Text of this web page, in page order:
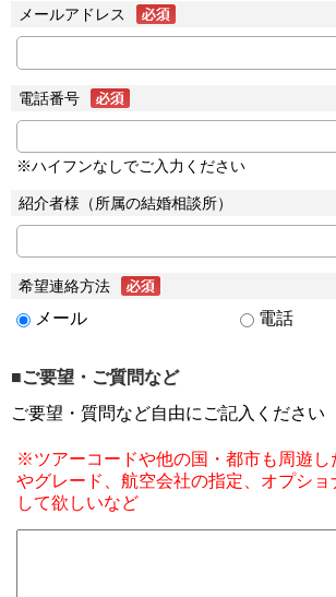
メールアドレス
電話番号
※ハイフンなしでご入力ください
紹介者様（所属の結婚相談所）
希望連絡方法
メール 電話
■ご要望・ご質問など
ご要望・質問など自由にご記入ください
※ツアーコードや他の国・都市も周遊し
やグレード、航空会社の指定、オプショ
して欲しいなど